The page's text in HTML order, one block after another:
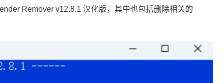
Remover v12.8.1 汉化版，其中也包括删除相关的